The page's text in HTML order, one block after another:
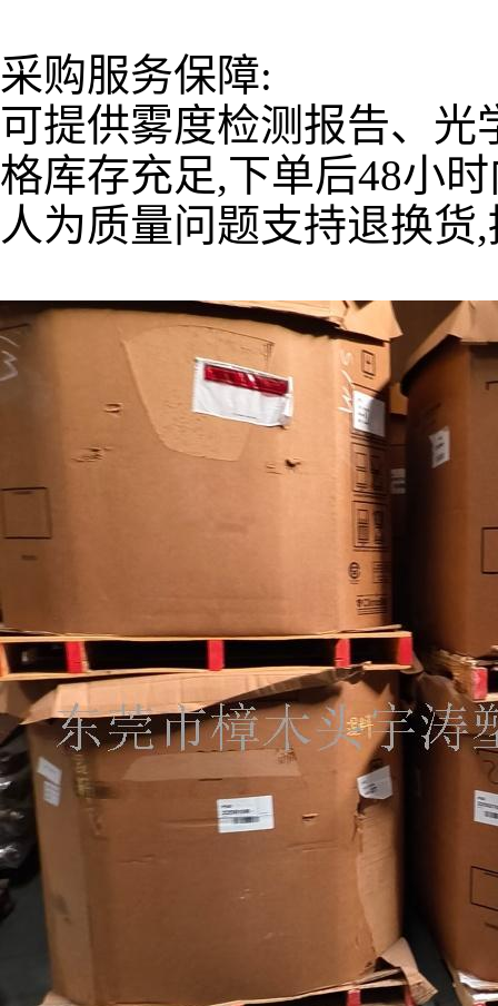
采购服务保障:
可提供雾度检测报告、
格库存充足,下单后48小
人为质量问题支持退换